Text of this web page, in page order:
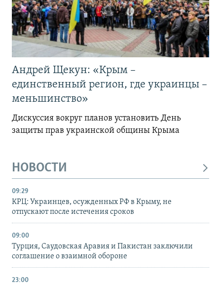
Андрей Щекун: «Крым –
единственный регион, где украинцы –
меньшинство»
Дискуссия вокруг планов установить День
защиты прав украинской общины Крыма
НОВОСТИ
09:29
КРЦ: Украинцев, осужденных РФ в Крыму, не
отпускают после истечения сроков
09:00
Турция, Саудовская Аравия и Пакистан заключили
соглашение о взаимной обороне
23:00